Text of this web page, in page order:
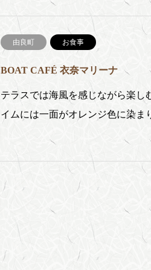
由良町 お食事
BOAT CAFÉ 衣奈マリーナ
テラスでは海風を感じながら楽し
イムには一面がオレンジ色に染